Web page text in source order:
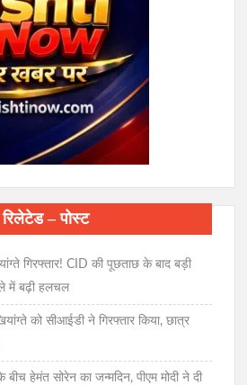
रिलेटेड – पोस्ट
गिरफ्तार! CID की पूछताछ के बाद बड़ी
में बढ़ी हलचल
को सीआईडी ने गिरफ्तार किया, छात्र
बीच हेमंत सोरेन का जन्मदिन, पीएम मोदी ने दी